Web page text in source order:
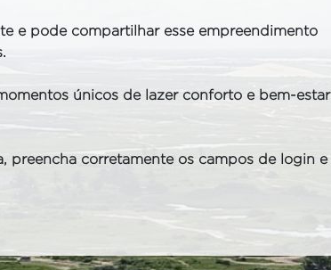
e pode compartilhar esse empreendimento
únicos de lazer conforto e bem-estar
preencha corretamente os campos de login e